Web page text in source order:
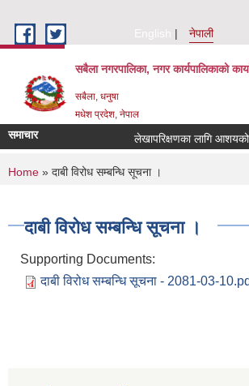
English
नेपाली
सबैला नगरपालिका, नगर कार्यपालिकाको
सबैला, धनुषा
मधेश प्रदेश, नेपाल
समाचार लेखापरिक्षणका लागि आशयको
You are here
Home » दाबी विरोध सम्बन्धि सूचना ।
दाबी विरोध सम्बन्धि सूचना ।
Supporting Documents:
दाबी विरोध सम्बन्धि सूचना - 2081-03-